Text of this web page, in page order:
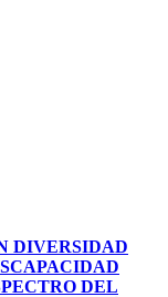
DIVERSIDAD
DEL